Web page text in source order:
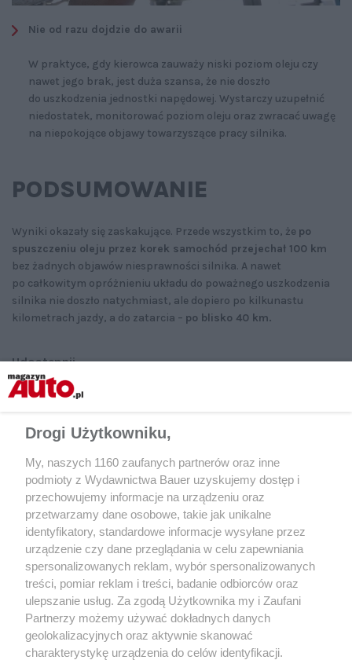
Nie od razu dojdzie do awarii
W praktyce, gdy kierowca zauważy niski poziom oleju czy
nawet jego brak, jest duża szansa, że nie doszło
do uszkodzenia jednostki napędowej. Wystarczy uzupełnić
niedostatek, monitorować poziom oleju oraz zwracać uwagę
na niepokojące objawy towarzyszące pracy silnika.
PODSUMOWANIE
Wyniki okazały się zaskakujące. Przede wszystkim to, że po
spuszczeniu oleju przez korek samochód przejechał 100 km
bez żadnych objawów niesprawności silnika. A nawet
po całkowitym opróżnieniu układu do poważnego uszkodzenia
silnika nie doszło natychmiast, ale dopiero po kilkunastu
kilometrach jazdy, a do zatarcia – po blisko 40 km.
Udostępnij
Drogi Użytkowniku,
My, naszych 1160 zaufanych partnerów oraz inne
podmioty z Wydawnictwa Bauer uzyskujemy dostęp i
przechowujemy informacje na urządzeniu oraz
przetwarzamy dane osobowe, takie jak unikalne
identyfikatory, standardowe informacje wysyłane przez
urządzenie czy dane przeglądania w celu zapewniania
spersonalizowanych reklam, wybór spersonalizowanych
treści, pomiar reklam i treści, badanie odbiorców oraz
ulepszanie usług. Za zgodą Użytkownika my i Zaufani
Partnerzy możemy używać dokładnych danych
geolokalizacyjnych oraz aktywnie skanować
charakterystykę urządzenia do celów identyfikacji.